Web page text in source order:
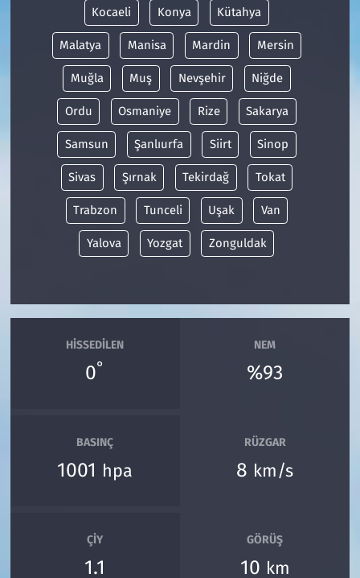
Kocaeli Konya Kütahya
Malatya Manisa Mardin Mersin
Muğla Muş Nevşehir Niğde
Ordu Osmaniye Rize Sakarya
Samsun Şanlıurfa Siirt Sinop
Sivas Şırnak Tekirdağ Tokat
Trabzon Tunceli Uşak Van
Yalova Yozgat Zonguldak
HISSEDILEN
0°
NEM
%93
BASINÇ
1001 hpa
RÜZGAR
8 km/s
ÇIY
1.1
GÖRÜŞ
10 km